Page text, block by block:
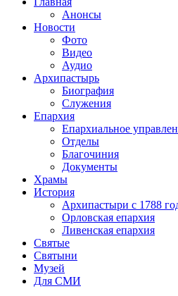
Анонсы
Новости
Фото
Видео
Аудио
Архипастырь
Биография
Служения
Епархия
Епархиальное
Отделы
Благочиния
Документы
Храмы
История
Архипастыри с 1788
Орловская епархия
Ливенская епархия
Святые
Святыни
Музей
Для СМИ